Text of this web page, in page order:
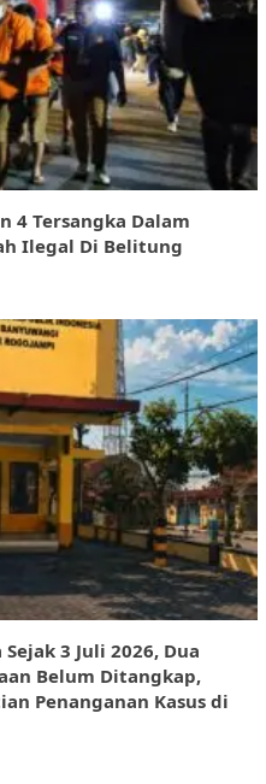
4 Tersangka Dalam
Ilegal Di Belitung
3 Juli 2026, Dua
Belum Ditangkap,
Penanganan Kasus di